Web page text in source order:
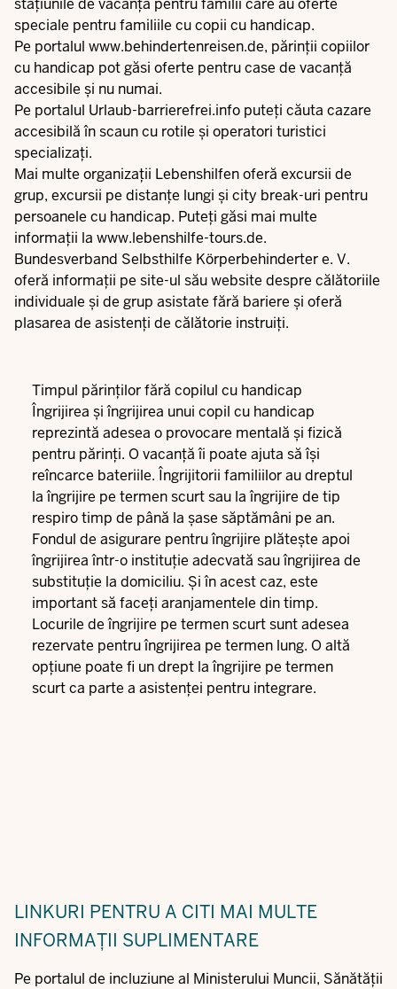
stațiunile de vacanță pentru familii care au oferte
speciale pentru familiile cu copii cu handicap.
Pe portalul www.behindertenreisen.de, părinții copiilor
cu handicap pot găsi oferte pentru case de vacanță
accesibile și nu numai.
Pe portalul Urlaub-barrierefrei.info puteți căuta cazare
accesibilă în scaun cu rotile și operatori turistici
specializați.
Mai multe organizații Lebenshilfen oferă excursii de
grup, excursii pe distanțe lungi și city break-uri pentru
persoanele cu handicap. Puteți găsi mai multe
informații la www.lebenshilfe-tours.de.
Bundesverband Selbsthilfe Körperbehinderter e. V.
oferă informații pe site-ul săuwebsite despre călătoriile
individuale și de grup asistate fără bariere și oferă
plasarea de asistenți de călătorie instruiți.
Timpul părinților fără copilul cu handicap
Îngrijirea și îngrijirea unui copil cu handicap
reprezintă adesea o provocare mentală și fizică
pentru părinți. O vacanță îi poate ajuta să își
reîncarce bateriile. Îngrijitorii familiilor au dreptul
la îngrijire pe termen scurt sau la îngrijire de tip
respiro timp de până la șase săptămâni pe an.
Fondul de asigurare pentru îngrijire plătește apoi
îngrijirea într-o instituție adecvată sau îngrijirea de
substituție la domiciliu. Și în acest caz, este
important să faceți aranjamentele din timp.
Locurile de îngrijire pe termen scurt sunt adesea
rezervate pentru îngrijirea pe termen lung. O altă
opțiune poate fi un drept la îngrijire pe termen
scurt ca parte a asistenței pentru integrare.
LINKURI PENTRU A CITI MAI MULTE
INFORMAȚII SUPLIMENTARE
Pe portalul de incluziune al Ministerului Muncii, Sănătății